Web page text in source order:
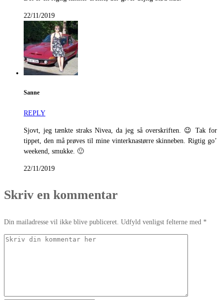
22/11/2019
Sanne
REPLY
Sjovt, jeg tænkte straks Nivea, da jeg så overskriften. 😉 Tak for
tippet, den må prøves til mine vinterknastørre skinneben. Rigtig go’
weekend, smukke. 🙂
22/11/2019
Skriv en kommentar
Din mailadresse vil ikke blive publiceret. Udfyld venligst felterne med *